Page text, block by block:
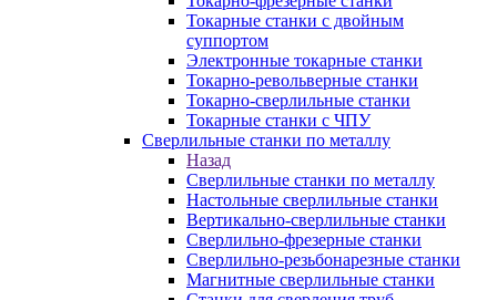
Токарные станки с двойным
суппортом
Электронные токарные станки
Токарно-револьверные станки
Токарно-сверлильные станки
Токарные станки с ЧПУ
Сверлильные станки по металлу
Назад
Сверлильные станки по металлу
Настольные сверлильные станки
Вертикально-сверлильные станки
Сверлильно-фрезерные станки
Сверлильно-резьбонарезные станки
Магнитные сверлильные станки